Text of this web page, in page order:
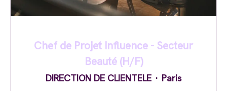
Chef de Projet Influence - Secteur
Beauté (H/F)
DIRECTION DE CLIENTELE · Paris